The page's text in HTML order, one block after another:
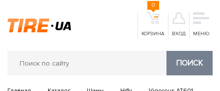
КОРЗИНА
0
ВХОД МЕНЮ
ПОИСК